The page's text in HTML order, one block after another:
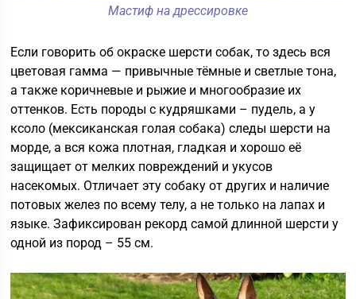
Мастиф на дрессировке
Если говорить об окраске шерсти собак, то здесь вся
цветовая гамма — привычные тёмные и светлые тона,
а также коричневые и рыжие и многообразие их
оттенков. Есть породы с кудряшками – пудель, а у
ксоло (мексиканская голая собака) следы шерсти на
морде, а вся кожа плотная, гладкая и хорошо её
защищает от мелких повреждений и укусов
насекомых. Отличает эту собаку от других и наличие
потовых желез по всему телу, а не только на лапах и
языке. Зафиксирован рекорд самой длинной шерсти у
одной из пород – 55 см.